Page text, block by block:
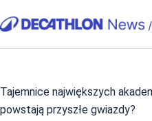
do
Tajemnice największych
powstają przyszłe gwiazdy?